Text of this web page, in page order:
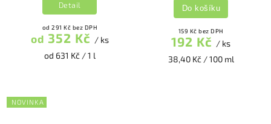
od 291 Kč bez DPH
od 352 Kč / ks
od 631 Kč / 1 l
Detail
159 Kč bez DPH
192 Kč / ks
38,40 Kč / 100 ml
Do košíku
NOVINKA